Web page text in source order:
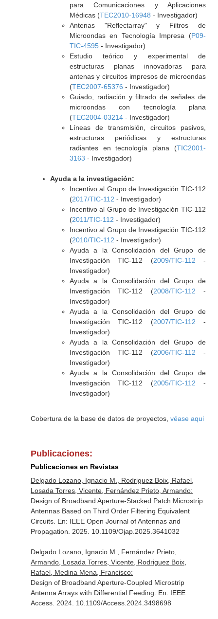
para Comunicaciones y Aplicaciones
Médicas (TEC2010-16948 - Investigador)
Antenas "Reflectarray" y Filtros de
Microondas en Tecnología Impresa (P09-
TIC-4595- Investigador)
Estudio teórico y experimental de
estructuras planas innovadoras para
antenas y circuitos impresos de microondas
(TEC2007-65376 - Investigador)
Guiado, radiación y filtrado de señales de
microondas con tecnología plana
(TEC2004-03214- Investigador)
Líneas de transmisión, circuitos pasivos,
estructuras periódicas y estructuras
radiantes en tecnología plana (TIC2001-
3163 - Investigador)
Ayuda a la investigación:
Incentivo al Grupo de Investigación TIC-112
(2017/TIC-112 - Investigador)
Incentivo al Grupo de Investigación TIC-112
(2011/TIC-112 - Investigador)
Incentivo al Grupo de Investigación TIC-112
(2010/TIC-112 - Investigador)
Ayuda a la Consolidación del Grupo de
Investigación TIC-112 (2009/TIC-112 -
Investigador)
Ayuda a la Consolidación del Grupo de
Investigación TIC-112 (2008/TIC-112 -
Investigador)
Ayuda a la Consolidación del Grupo de
Investigación TIC-112 (2007/TIC-112 -
Investigador)
Ayuda a la Consolidación del Grupo de
Investigación TIC-112 (2006/TIC-112 -
Investigador)
Ayuda a la Consolidación del Grupo de
Investigación TIC-112 (2005/TIC-112 -
Investigador)
Cobertura de la base de datos de proyectos, véase aqui
Publicaciones:
Publicaciones en Revistas
Delgado Lozano, Ignacio M., Rodriguez Boix, Rafael,
Losada Torres, Vicente, Fernández Prieto, Armando:
Design of Broadband Aperture-Stacked Patch Microstrip
Antennas Based on Third Order Filtering Equivalent
Circuits. En: IEEE Open Journal of Antennas and
Propagation . 2025. 10.1109/Ojap.2025.3641032
Delgado Lozano, Ignacio M., Fernández Prieto,
Armando, Losada Torres, Vicente, Rodriguez Boix,
Rafael, Medina Mena, Francisco:
Design of Broadband Aperture-Coupled Microstrip
Antenna Arrays with Differential Feeding. En: IEEE
Access. 2024. 10.1109/Access.2024.3498698